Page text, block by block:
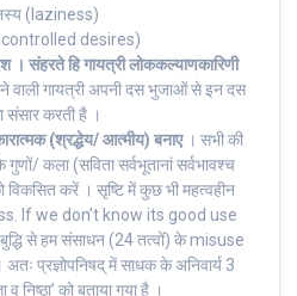
(laziness)
desires)
। संहरते हि गायत्री लोककल्याणकारिणी
वाली गायत्री अपनी दस भुजाओं से इन दस
संसार करती है ।
(श्रद्धेय/ आत्मीय) बनाए। सभी की
कला (सविता सर्वभूतानां सर्वभावश्च
करें । सृष्टि में कुछ भी महत्वहीन
If we don’t know its good use
से हम संसाधन (24 तत्वों) के misuse
प्रज्ञोपनिषद् में साधक के अनिवार्य 3
व निष्ठा’ को बताया गया है ।